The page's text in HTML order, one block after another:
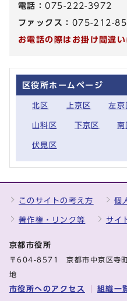
電話：075-222-3972
ファックス： 075-212-
お電話の際はお掛け間違
区役所ホームページ
北区 上京区 左京
山科区 下京区 南
伏見区
このサイトの考え方 個
著作権・リンク等 サイ
京都市役所
〒604-8571 京都市中京区寺
地
市役所へのアクセス 組織一